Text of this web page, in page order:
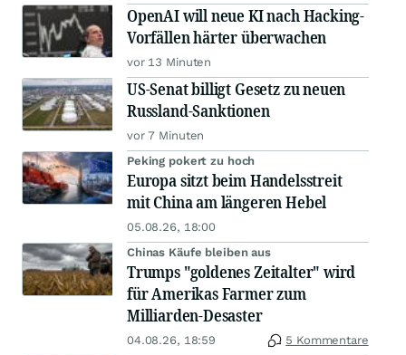
OpenAI will neue KI nach Hacking-
Vorfällen härter überwachen
vor 13 Minuten
US-Senat billigt Gesetz zu neuen
Russland-Sanktionen
vor 7 Minuten
Peking pokert zu hoch
Europa sitzt beim Handelsstreit
mit China am längeren Hebel
05.08.26, 18:00
Chinas Käufe bleiben aus
Trumps "goldenes Zeitalter" wird
für Amerikas Farmer zum
Milliarden-Desaster
04.08.26, 18:59 5 Kommentare